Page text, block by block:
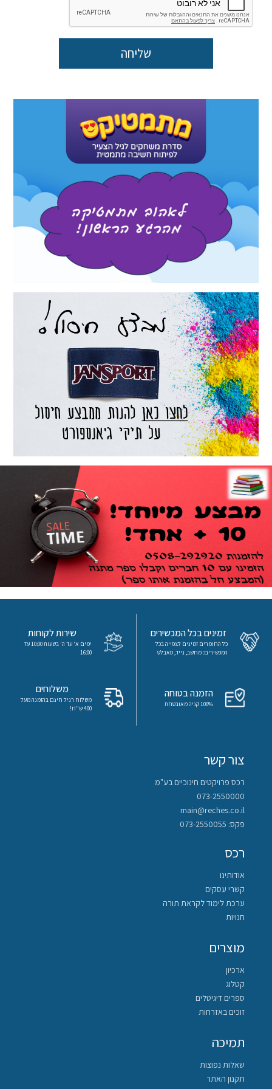
לקראת
שליחה
זמינים בכל המכשירים
כל החומרים זמינים לצפייה בכל
המכשירים: מחשב, נייד, טאבלט
שירות לקוחות
ימים א' עד ה' בשעות 10:00 עד
16:00
הזמנה בטוחה
100% קניה מאובטחת
משלוחים
משלוח רגיל חינם בהזמנה מעל
400 ש"ח!
צור קשר
רכס פרויקטים חינוכיים בע"מ
073-2550000
main@reches.co.il
פקס: 073-2550055
רכס
אודותינו
קשרי עסקים
ערכת לימוד לקראת תורה
חנויות
מוצרים
ארכיון
קטלוג
ספרים דיגיטלים
זוכים באזרחות
תמיכה
שאלות נפוצות
תקנון האתר